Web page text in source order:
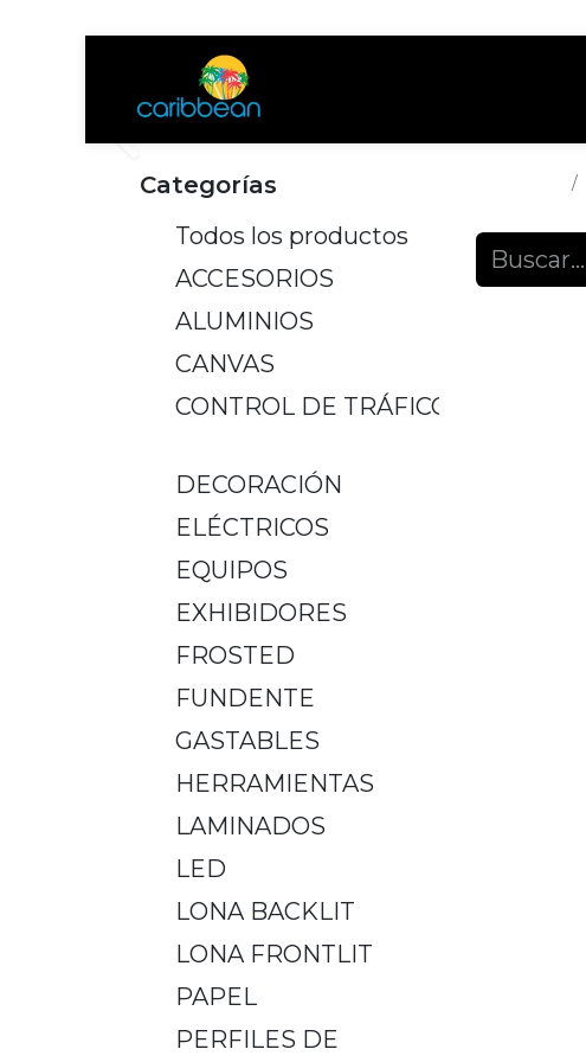
Categorías
Todos los productos
ACCESORIOS
ALUMINIOS
CANVAS
CONTROL DE TRÁFICO
DECORACIÓN
ELÉCTRICOS
EQUIPOS
EXHIBIDORES
FROSTED
FUNDENTE
GASTABLES
HERRAMIENTAS
LAMINADOS
LED
LONA BACKLIT
LONA FRONTLIT
PAPEL
PERFILES DE